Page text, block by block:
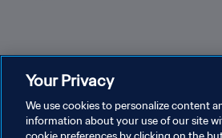
Your Privacy
We use cookies to personalize content
information about your use of our site